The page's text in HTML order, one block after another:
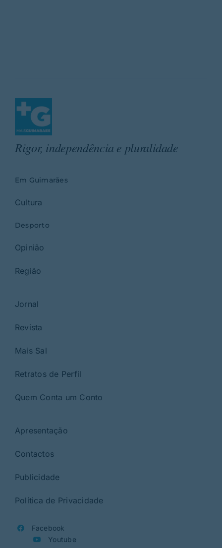
Rigor, independência e pluralidade
Em Guimarães
Cultura
Desporto
Opinião
Região
Jornal
Revista
Mais Sal
Retratos de Perfil
Quem Conta um Conto
Apresentação
Contactos
Publicidade
Política de Privacidade
Facebook
Youtube